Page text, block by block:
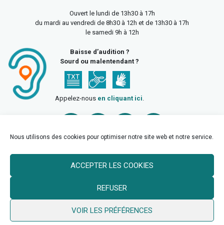
Nous utilisons des cookies pour optimiser notre site web et notre service.
ACCEPTER LES COOKIES
REFUSER
VOIR LES PRÉFÉRENCES
Ouvert le lundi de 13h30 à 17h
du mardi au vendredi de 8h30 à 12h et de 13h30 à 17h
le samedi 9h à 12h
Baisse d’audition ?
Sourd ou malentendant ?
Appelez-nous en cliquant ici.
© 2026 Ville de Billy Berclau —neoweb.fr